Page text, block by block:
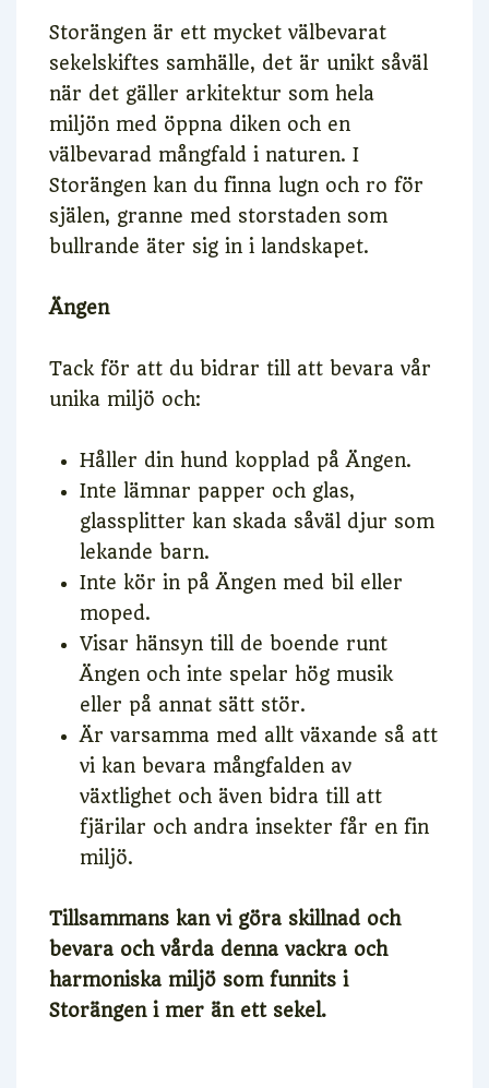
Storängen är ett mycket välbevarat
sekelskiftes samhälle, det är unikt såväl
när det gäller arkitektur som hela
miljön med öppna diken och en
välbevarad mångfald i naturen. I
Storängen kan du finna lugn och ro för
själen, granne med storstaden som
bullrande äter sig in i landskapet.
Ängen
Tack för att du bidrar till att bevara vår
unika miljö och:
Håller din hund kopplad på Ängen.
Inte lämnar papper och glas,
glassplitter kan skada såväl djur som
lekande barn.
Inte kör in på Ängen med bil eller
moped.
Visar hänsyn till de boende runt
Ängen och inte spelar hög musik
eller på annat sätt stör.
Är varsamma med allt växande så att
vi kan bevara mångfalden av
växtlighet och även bidra till att
fjärilar och andra insekter får en fin
miljö.
Tillsammans kan vi göra skillnad och
bevara och vårda denna vackra och
harmoniska miljö som funnits i
Storängen i mer än ett sekel.